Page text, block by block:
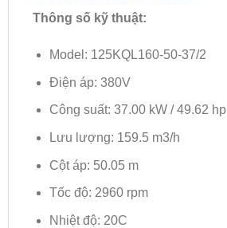
Thông số kỹ thuật:
Model: 125KQL160-50-37/2
Điện áp: 380V
Công suất: 37.00 kW / 49.62 hp
Lưu lượng: 159.5 m3/h
Cột áp: 50.05 m
Tốc độ: 2960 rpm
Nhiệt độ: 20C